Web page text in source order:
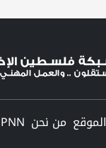
من نحن PNN مختارات